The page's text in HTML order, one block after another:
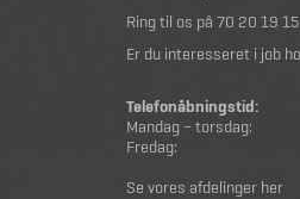
Ring til os på 70 20 19 15
Er du interesseret i job
Telefonåbningstid:
Mandag – torsdag:
Fredag:
Se vores afdelinger her